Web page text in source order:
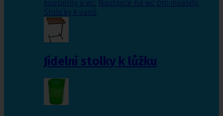
koupelny a wc, Nástavce na wc pro invalidy,
Stoličky k vaně
Jídelní stolky k lůžku